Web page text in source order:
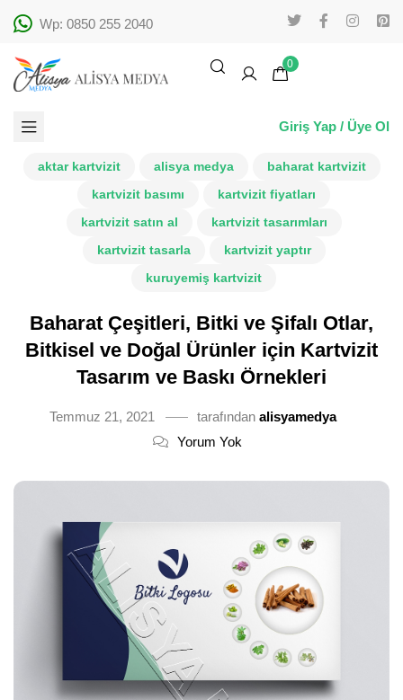
Wp: 0850 255 2040
0
Giriş Yap / Üye Ol
aktar kartvizit alisya medya
baharat kartvizit
kartvizit basımı
kartvizit fiyatları
kartvizit satın al
kartvizit tasarımları
kartvizit tasarla
kartvizit yaptır
kuruyemiş kartvizit
Baharat Çeşitleri, Bitki ve Şifalı Otlar,
Bitkisel ve Doğal Ürünler için Kartvizit
Tasarım ve Baskı Örnekleri
Temmuz 21, 2021 tarafından alisyamedya
Yorum Yok